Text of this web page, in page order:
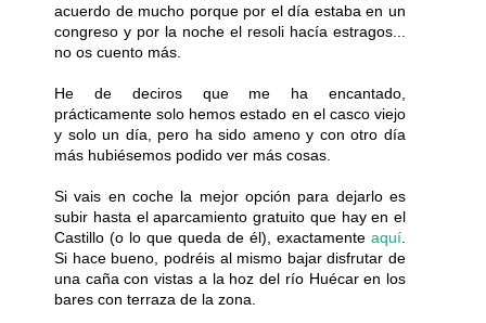
acuerdo de mucho porque por el día estaba en un
congreso y por la noche el resoli hacía estragos...
no os cuento más.
He de deciros que me ha encantado,
prácticamente solo hemos estado en el casco viejo
y solo un día, pero ha sido ameno y con otro día
más hubiésemos podido ver más cosas.
Si vais en coche la mejor opción para dejarlo es
subir hasta el aparcamiento gratuito que hay en el
Castillo (o lo que queda de él), exactamente aquí
Si hace bueno, podréis al mismo bajar disfrutar de
una caña con vistas a la hoz del río Huécar en los
bares con terraza de la zona.